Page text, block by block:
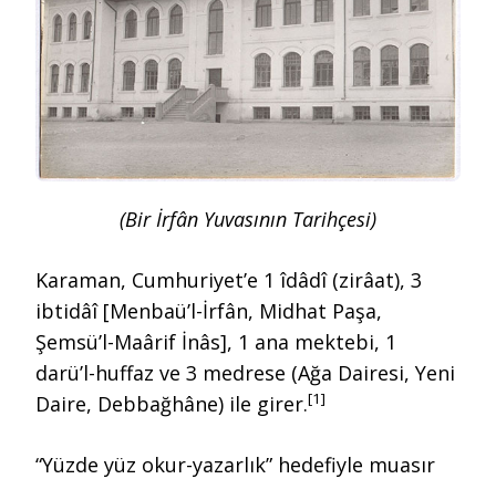
(Bir İrfân Yuvasının Tarihçesi)
Karaman, Cumhuriyet’e 1 îdâdî (zirâat), 3
ibtidâî [Menbaü’l-İrfân, Midhat Paşa,
Şemsü’l-Maârif İnâs], 1 ana mektebi, 1
darü’l-huffaz ve 3 medrese (Ağa Dairesi, Yeni
Daire, Debbağhâne) ile girer.[1]
“Yüzde yüz okur-yazarlık” hedefiyle muasır